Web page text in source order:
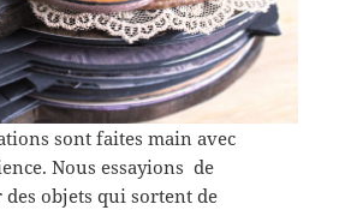
sont faites main avec
Nous essayions de
objets qui sortent de